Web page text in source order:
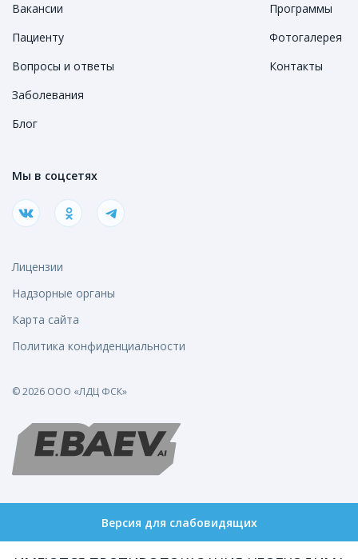
Вакансии
Пациенту
Вопросы и ответы
Заболевания
Блог
Программы
Фотогалерея
Контакты
Мы в соцсетях
Лицензии
Надзорные органы
Карта сайта
Политика конфиденциальности
© 2026 ООО «ЛДЦ ФСК»
Версия для слабовидящих